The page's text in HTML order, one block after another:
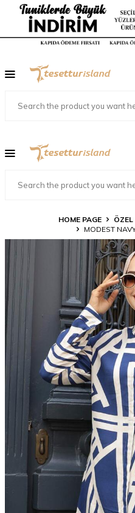
HOME PAGE
ÖZEL
MODEST